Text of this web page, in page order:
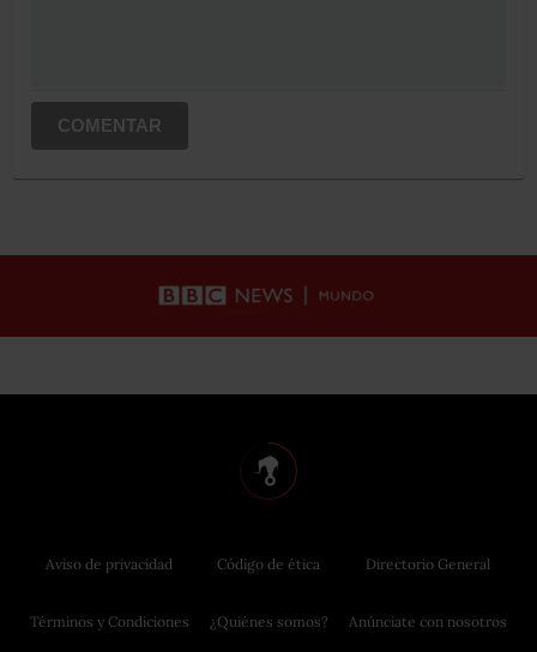
COMENTAR
Aviso de privacidad
Términos y Condiciones
Código de ética
¿Quiénes somos?
Directorio General
Anúnciate con nosotros